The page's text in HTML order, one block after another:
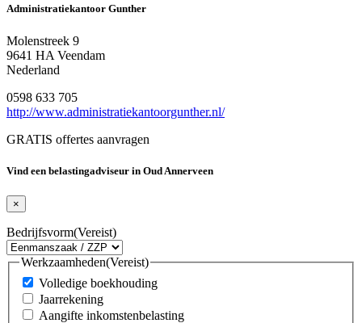
Administratiekantoor Gunther
Molenstreek 9
9641 HA Veendam
Nederland
0598 633 705
http://www.administratiekantoorgunther.nl/
GRATIS offertes aanvragen
Vind een belastingadviseur in Oud Annerveen
×
Bedrijfsvorm(Vereist)
Werkzaamheden(Vereist)
Volledige boekhouding
Jaarrekening
Aangifte inkomstenbelasting